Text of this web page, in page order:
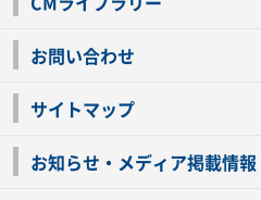
お問い合わせ
サイトマップ
お知らせ・メディア掲載情報